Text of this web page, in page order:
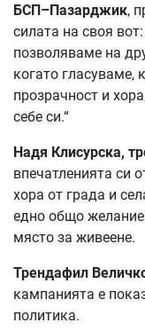
БСП–Пазарджик,
силата на своя
позволяваме на
когато гласуваме,
прозрачност и
себе си.“
Надя Клисурска,
впечатленията си
хора от града и
едно общо
място за живеене.
Трендафил
кампанията е
политика.